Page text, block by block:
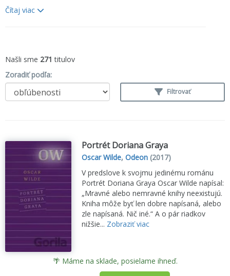
Je autorom jediného románu
myšlienok, Oscar Wilde je autor, ktorý vás nesklame.
Čítaj viac
Našli sme 271 titulov
Zoradiť podľa:
Filtrovať
Portrét Doriana Graya
Oscar Wilde,Odeon (2017)
V predslove k svojmu jedinému románu
Portrét Doriana Graya Oscar Wilde napísal:
„Mravné alebo nemravné knihy neexistujú.
Kniha môže byť len dobre napísaná, alebo
zle napísaná. Nič iné.“ A o pár riadkov
nižšie... Zobraziť viac
🌴 Máme na sklade, posielame ihneď.